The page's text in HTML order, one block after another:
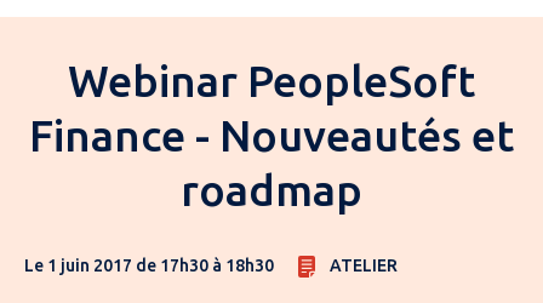
Webinar PeopleSoft
Finance - Nouveautés et
roadmap
Le 1 juin 2017 de 17h30 à 18h30 ATELIER